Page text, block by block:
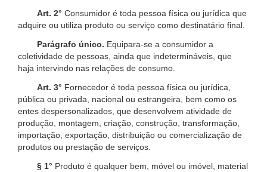
Art. 2° Consumidor é toda pessoa física ou jurídica que
adquire ou utiliza produto ou serviço como destinatário final.
Parágrafo único. Equipara-se a consumidor a
coletividade de pessoas, ainda que indetermináveis, que
haja intervindo nas relações de consumo.
Art. 3° Fornecedor é toda pessoa física ou jurídica,
pública ou privada, nacional ou estrangeira, bem como os
entes despersonalizados, que desenvolvem atividade de
produção, montagem, criação, construção, transformação,
importação, exportação, distribuição ou comercialização de
produtos ou prestação de serviços.
§ 1° Produto é qualquer bem, móvel ou imóvel, material